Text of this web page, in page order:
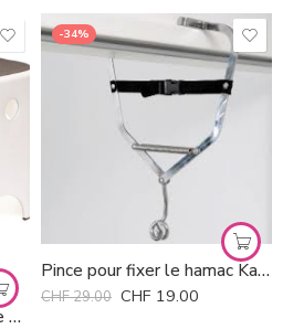
Escabeau 2 marches Prince Lionheart
-34%
Pince pour fixer le hamac Kangoo à l’embrasure de la porte *
CHF29.00 CHF 19.00